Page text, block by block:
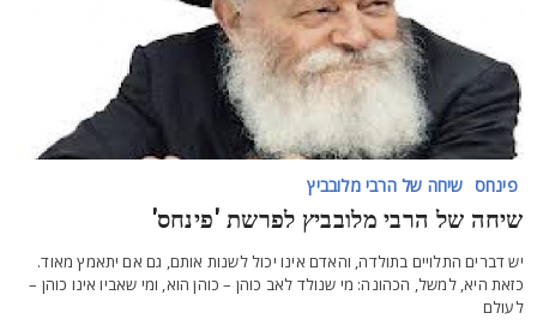
פינחס שיחה של הרבי מלובביץ
של הרבי מלובביץ לפרשת 'פינחס'
דברים התלויים בתולדה, והאדם אינו יכול לשנות אותם, גם אם יתאמץ מאוד.
היא, למשל, הכהונה: מי שנולד לאב כוהן – כוהן הוא, ומי שאביו אינו כוהן –